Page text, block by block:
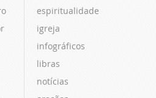
espiritualidade
igreja
infográficos
libras
notícias